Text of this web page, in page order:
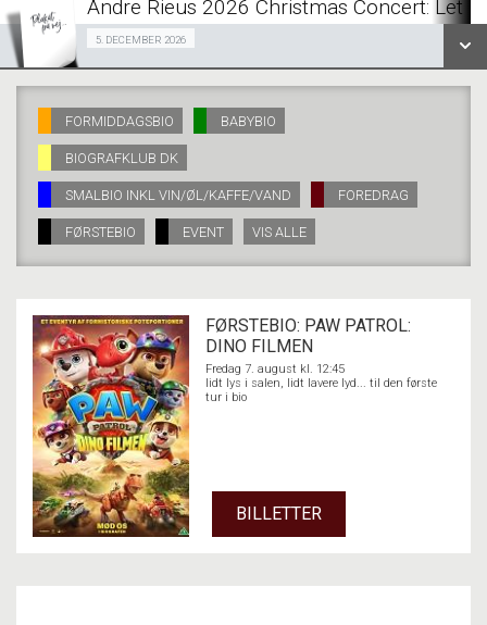
SE ALLE DAGE
LÆS MERE
Andre Rieus 2026 Christmas Concert: Let It
5. DECEMBER 2026
SE ALLE DAGE
FORMIDDAGSBIO BABYBIO
BIOGRAFKLUB DK
SMALBIO INKL VIN/ØL/KAFFE/VAND FOREDRAG
FØRSTEBIO EVENT VIS ALLE
FØRSTEBIO: PAW PATROL:
DINO FILMEN
Fredag 7. august kl. 12:45
lidt lys i salen, lidt lavere lyd... til den første
tur i bio
BILLETTER